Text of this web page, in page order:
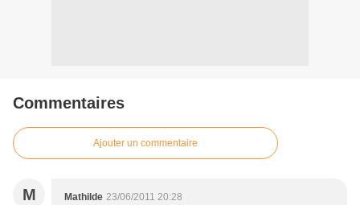
Commentaires
Ajouter un commentaire
M Mathilde 23/06/2011 20:28